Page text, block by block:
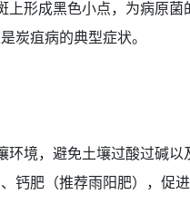
上形成黑色小点，为病原
炭疽病的典型症状。
环境，避免土壤过酸过碱
钙肥（推荐雨阳肥），促